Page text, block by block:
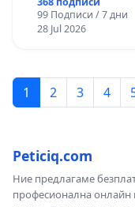
99 Подписи / 7 дни
28 Jul 2026
1 2 3 4
Peticiq.com
Ние предлагаме
професионална онлайн